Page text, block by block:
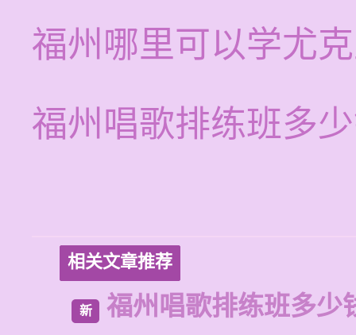
福州哪里可以学尤
福州唱歌排练班多
相关文章推荐
新 福州唱歌排练班多少